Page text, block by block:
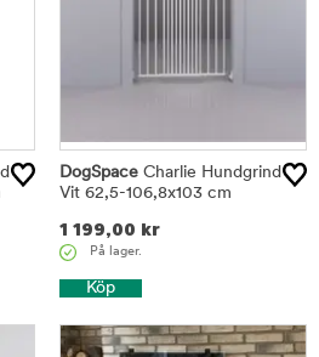
DogSpace Charlie Hundgrind
Vit 62,5-106,8x103 cm
1 199,00 kr
På lager.
Köp